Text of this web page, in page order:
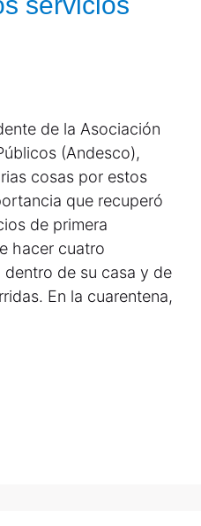
de la Asociación
(Andesco),
cosas por estos
que recuperó
de primera
hacer cuatro
de su casa y de
En la cuarentena,